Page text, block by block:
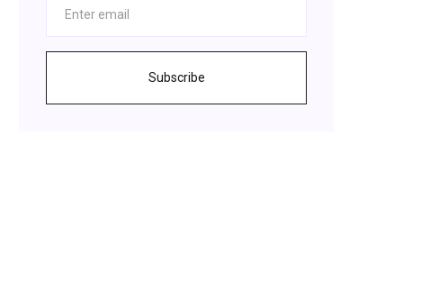
Subscribe